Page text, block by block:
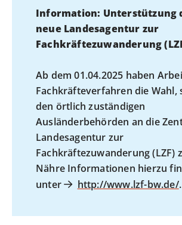
Information: Unterstützung
neue Landesagentur zur
Fachkräftezuwanderung
Ab dem 01.04.2025 haben
Fachkräfteverfahren die Wahl,
den örtlich zuständigen
Ausländerbehörden an die
Landesagentur zur
Fachkräftezuwanderung (LZF)
Nähre Informationen hierzu
unter
http://www.lzf-bw.de/.